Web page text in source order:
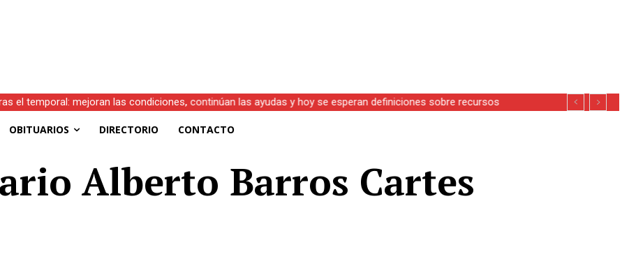
el temporal: mejoran las condiciones, continúan las ayudas y hoy se esperan definiciones sobre recursos
OBITUARIOS DIRECTORIO CONTACTO
Alberto Barros Cartes